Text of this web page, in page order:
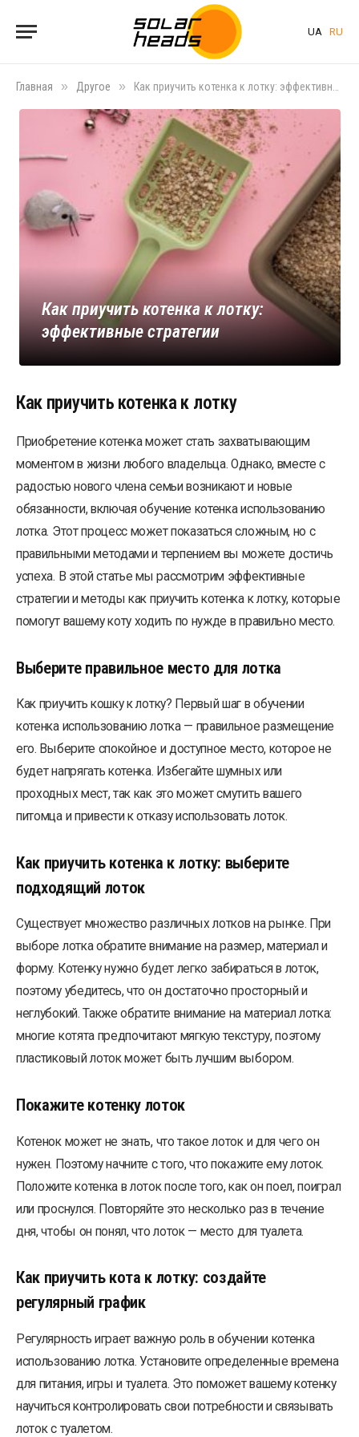
UA RU
Главная » Другое » Как приучить котенка к лотку: эффективные стратегии
Как приучить котенка к лотку:
эффективные стратегии
Как приучить котенка к лотку
Приобретение котенка может стать захватывающим
моментом в жизни любого владельца. Однако, вместе с
радостью нового члена семьи возникают и новые
обязанности, включая обучение котенка использованию
лотка. Этот процесс может показаться сложным, но с
правильными методами и терпением вы можете достичь
успеха. В этой статье мы рассмотрим эффективные
стратегии и методы как приучить котенка к лотку, которые
помогут вашему коту ходить по нужде в правильно место.
Выберите правильное место для лотка
Как приучить кошку к лотку? Первый шаг в обучении
котенка использованию лотка — правильное размещение
его. Выберите спокойное и доступное место, которое не
будет напрягать котенка. Избегайте шумных или
проходных мест, так как это может смутить вашего
питомца и привести к отказу использовать лоток.
Как приучить котенка к лотку: выберите
подходящий лоток
Существует множество различных лотков на рынке. При
выборе лотка обратите внимание на размер, материал и
форму. Котенку нужно будет легко забираться в лоток,
поэтому убедитесь, что он достаточно просторный и
неглубокий. Также обратите внимание на материал лотка:
многие котята предпочитают мягкую текстуру, поэтому
пластиковый лоток может быть лучшим выбором.
Покажите котенку лоток
Котенок может не знать, что такое лоток и для чего он
нужен. Поэтому начните с того, что покажите ему лоток.
Положите котенка в лоток после того, как он поел, поиграл
или проснулся. Повторяйте это несколько раз в течение
дня, чтобы он понял, что лоток — место для туалета.
Как приучить кота к лотку: создайте
регулярный график
Регулярность играет важную роль в обучении котенка
использованию лотка. Установите определенные времена
для питания, игры и туалета. Это поможет вашему котенку
научиться контролировать свои потребности и связывать
лоток с туалетом.